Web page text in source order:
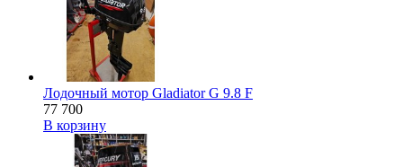
Лодочный мотор Gladiator G 9.8 F
77 700
В корзину